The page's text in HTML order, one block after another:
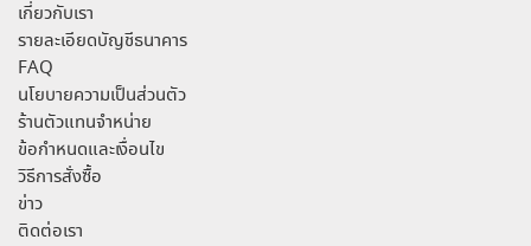
เกี่ยวกับเรา
รายละเอียดบัญชีธนาคาร
FAQ
นโยบายความเป็นส่วนตัว
ร้านตัวแทนจำหน่าย
ข้อกำหนดและเงื่อนไข
วิธีการสั่งซื้อ
ข่าว
ติดต่อเรา